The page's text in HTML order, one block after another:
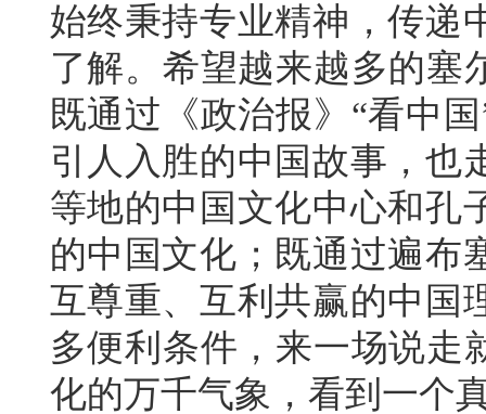
始终秉持专业精神，传递
了解。希望越来越多的塞
既通过《政治报》“看中
引人入胜的中国故事，也
等地的中国文化中心和孔
的中国文化；既通过遍布
互尊重、互利共赢的中国
多便利条件，来一场说走
化的万千气象，看到一个